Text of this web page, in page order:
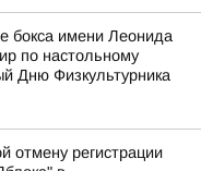
бокса имени Леонида
по настольному
Дню Физкультурника
отмену регистрации